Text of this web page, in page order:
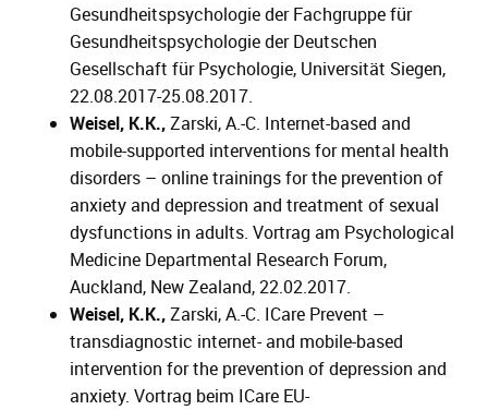
Gesundheitspsychologie der Fachgruppe für
Gesundheitspsychologie der Deutschen
Gesellschaft für Psychologie, Universität Siegen,
22.08.2017-25.08.2017.
Weisel, K.K.,Zarski, A.-C. Internet-based and
mobile-supported interventions for mental health
disorders – online trainings for the prevention of
anxiety and depression and treatment of sexual
dysfunctions in adults. Vortrag am Psychological
Medicine Departmental Research Forum,
Auckland, New Zealand, 22.02.2017.
Weisel, K.K.,Zarski, A.-C. ICare Prevent –
transdiagnostic internet- and mobile-based
intervention for the prevention of depression and
anxiety. Vortrag beim ICare EU-